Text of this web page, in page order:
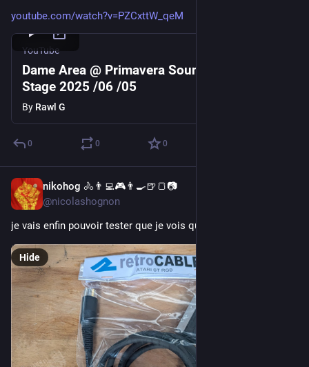
youtube.com/watch?v=PZCxttW_qeM
YouTube
Dame Area @ Primavera Sound, Trainline
Stage 2025 /06 /05
By Rawl G
0 0 0
nikohog 🚴👨‍💻🎮👨‍🍳🍺🍞📷
@nicolashognon
je vais enfin pouvoir tester que je vois quelquechose à l'écran.
Hide